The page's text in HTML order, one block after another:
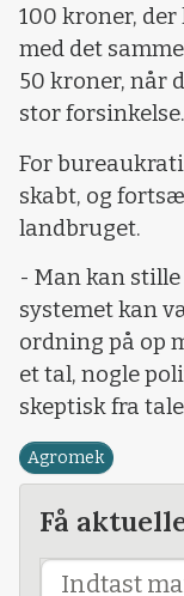
100 kroner,
med det
50 kroner, når
stor forsinkelse.
For
skabt, og
landbruget.
- Man kan
systemet kan
ordning på op
et tal, nogle
skeptisk fra
Agromek
Få